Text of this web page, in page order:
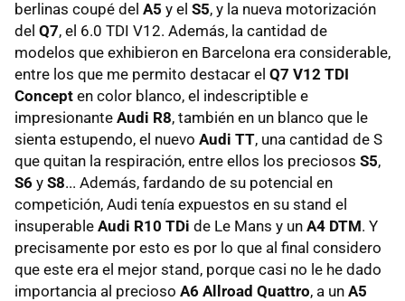
berlinas coupé del A5 y el S5, y la nueva motorización
del Q7, el 6.0 TDI V12. Además, la cantidad de
modelos que exhibieron en Barcelona era considerable,
entre los que me permito destacar el Q7 V12 TDI
Concept en color blanco, el indescriptible e
impresionante Audi R8, también en un blanco que le
sienta estupendo, el nuevo Audi TT, una cantidad de S
que quitan la respiración, entre ellos los preciosos S5,
S6 y S8... Además, fardando de su potencial en
competición, Audi tenía expuestos en su stand el
insuperable Audi R10 TDi de Le Mans y un A4 DTM. Y
precisamente por esto es por lo que al final considero
que este era el mejor stand, porque casi no le he dado
importancia al precioso A6 Allroad Quattro, a un A5